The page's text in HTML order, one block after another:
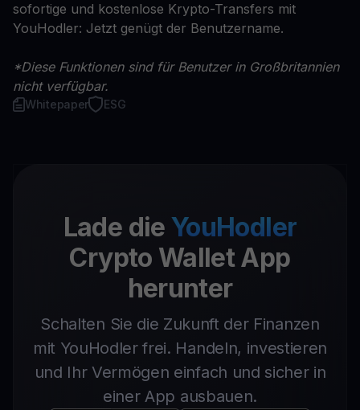
sofortige und kostenlose Krypto-Transfers mit
YouHodler: Jetzt genügt der Benutzername.
*Diese Funktionen sind für Benutzer in Großbritannien
nicht verfügbar.
Whitepaper ESG
Lade die YouHodler
Crypto Wallet App
herunter
Schalten Sie die Zukunft der Finanzen
mit YouHodler frei. Handeln, investieren
und Ihr Vermögen einfach und sicher in
einer App ausbauen.